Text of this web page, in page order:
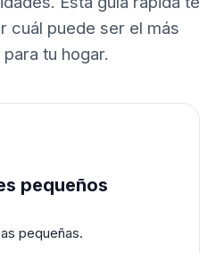
cuál puede ser el más
tu hogar.
pequeños
pequeñas.